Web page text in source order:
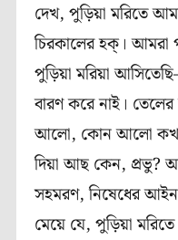
দেখ, পুড়িয়া মরিতে
চিরকালের হক্। আমরা
পুড়িয়া মরিয়া
বারণ করে নাই।
আলো, কোন আলো কখন
দিয়া আছ কেন, প্রভু?
সহমরণ, নিষেধের
মেয়ে যে, পুড়িয়া